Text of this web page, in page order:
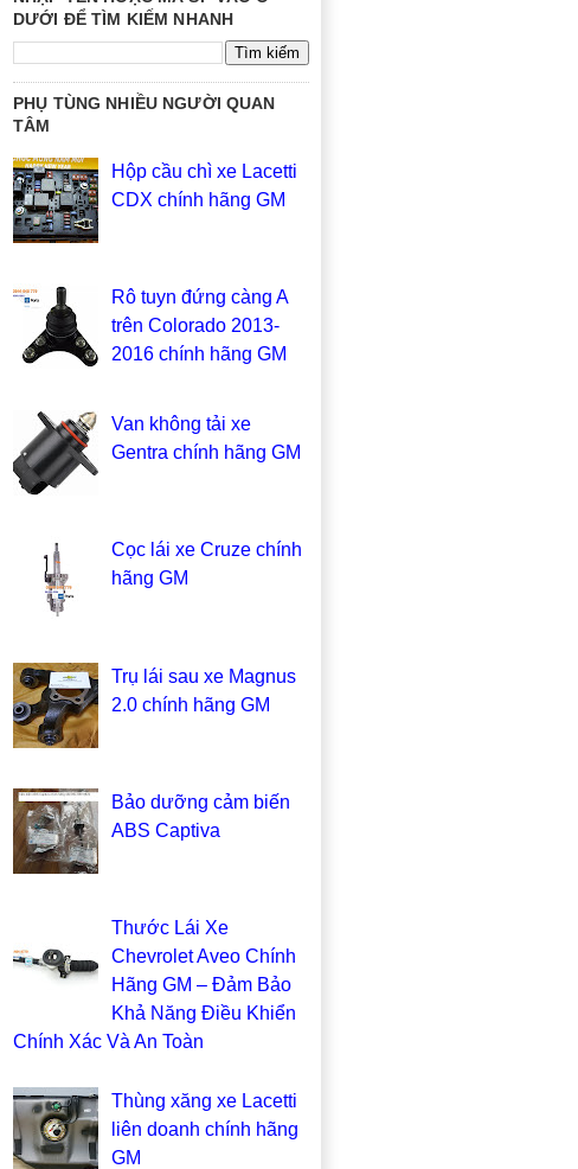
DƯỚI ĐỂ TÌM KIẾM NHANH
PHỤ TÙNG NHIỀU NGƯỜI QUAN
TÂM
Hộp cầu chì xe Lacetti
CDX chính hãng GM
Rô tuyn đứng càng A
trên Colorado 2013-
2016 chính hãng GM
Van không tải xe
Gentra chính hãng GM
Cọc lái xe Cruze chính
hãng GM
Trụ lái sau xe Magnus
2.0 chính hãng GM
Bảo dưỡng cảm biến
ABS Captiva
Thước Lái Xe
Chevrolet Aveo Chính
Hãng GM – Đảm Bảo
Khả Năng Điều Khiển
Chính Xác Và An Toàn
Thùng xăng xe Lacetti
liên doanh chính hãng
GM